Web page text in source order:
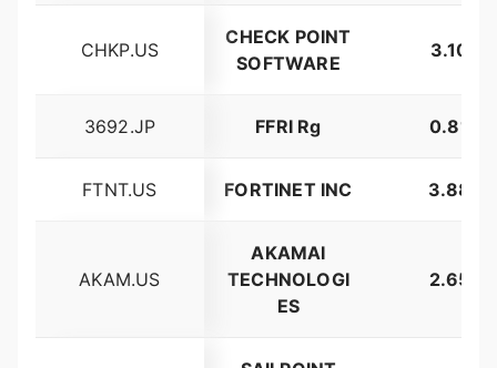
CHKP.US
CHECK POINT
SOFTWARE
3.10%
3692.JP FFRI Rg 0.81%
FTNT.US FORTINET INC 3.88%
AKAM.US
AKAMAI
TECHNOLOGI
ES
2.65%